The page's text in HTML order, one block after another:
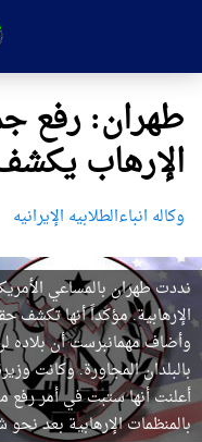
طهران: رفع
الإرهاب
وکاله انباءالطلابیه الإيرانیه
نددت طهران بالمساعي
الإرهابية. مؤكداً أنها تكشف
وأضاف مهمانبرست أن بلاده
بالبلدان المجاورة. وكانت
أعلنت أنها ستبت في أمر رفع
بالمنظمات الإرهابية بعد